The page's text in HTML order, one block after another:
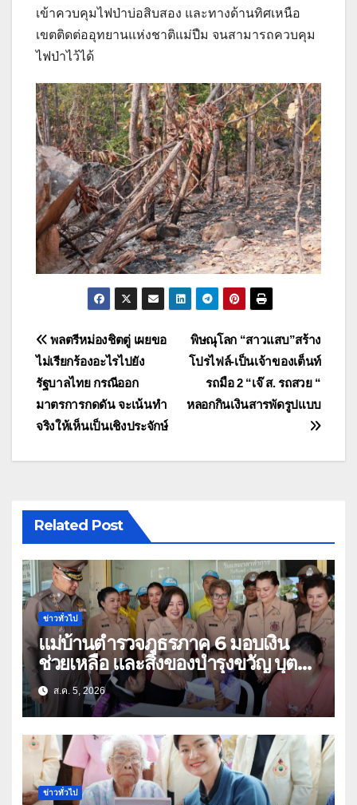
เข้าควบคุมไฟป่าบ่อสิบสอง และทางด้านทิศเหนือ
เขตติดต่ออุทยานแห่งชาติแม่ปืม จนสามารถควบคุม
ไฟป่าไว้ได้
แนะแนว
เรื่อง
พิษณุโลก “สาวแสบ”สร้าง
โปรไฟล์-เป็นเจ้าของเต็นท์
รถมือ 2 “เจ๊ ส. รถสวย “
หลอกกินเงินสารพัดรูปแบบ
พลตรีหม่องชิตตู่ เผยขอ
ไม่เรียกร้องอะไรไปยัง
รัฐบาลไทย กรณีออก
มาตรการกดดัน จะเน้นทำ
จริงให้เห็นเป็นเชิงประจักษ์
Related Post
ข่าวทั่วไป
แม่บ้านตำรวจภูธรภาค 6 มอบเงิน
ช่วยเหลือ และสิ่งของบำรุงขวัญ บุตร-
ธิดา ข้าราชการตำรวจจังหวัด
อุทัยธานี
ส.ค. 5, 2026
ข่าวทั่วไป